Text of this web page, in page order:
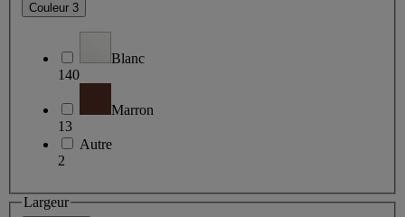
Couleur 3
Blanc
140
Marron
13
Autre
2
Largeur